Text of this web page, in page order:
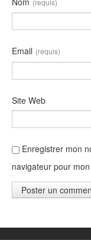
(requis)
Email (requis)
Site Web
Enregistrer mon
navigateur pour